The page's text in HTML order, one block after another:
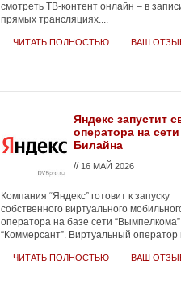
смотреть ТВ-контент онлайн – в
прямых трансляциях....
ЧИТАТЬ ПОЛНОСТЬЮ ВАШ
Яндекс запустит
оператора на сети
Билайна
// 16 МАЙ 2026
Компания “Яндекс” готовит к запуску
собственного виртуального
оператора на базе сети
“Коммерсант”. Виртуальный оператор
ЧИТАТЬ ПОЛНОСТЬЮ ВАШ